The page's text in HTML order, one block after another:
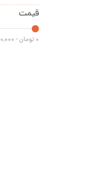
قیمت
۰ تومان - ۱۷۸,۰۰۰,۰۰۰ تومان